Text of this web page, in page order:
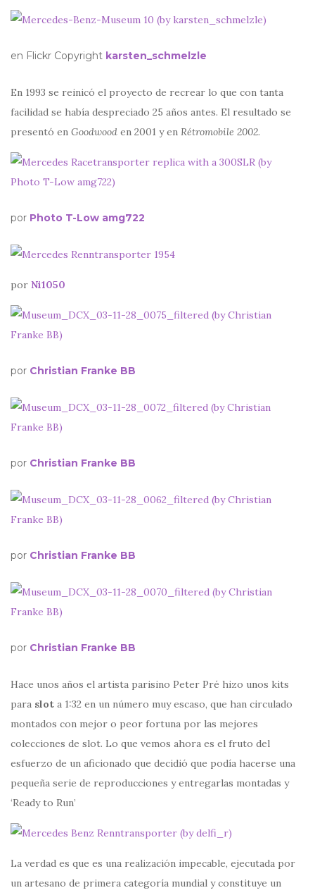
en Flickr Copyright karsten_schmelzle
En 1993 se reinicó el proyecto de recrear lo que con tanta
facilidad se había despreciado 25 años antes. El resultado se
presentó en Goodwood en 2001 y en Rétromobile 2002.
por Photo T-Low amg722
por Ni1050
por Christian Franke BB
por Christian Franke BB
por Christian Franke BB
por Christian Franke BB
Hace unos años el artista parisino Peter Pré hizo unos kits
para slot a 1:32 en un número muy escaso, que han circulado
montados con mejor o peor fortuna por las mejores
colecciones de slot. Lo que vemos ahora es el fruto del
esfuerzo de un aficionado que decidió que podía hacerse una
pequeña serie de reproducciones y entregarlas montadas y
‘Ready to Run’
La verdad es que es una realización impecable, ejecutada por
un artesano de primera categoría mundial y constituye un